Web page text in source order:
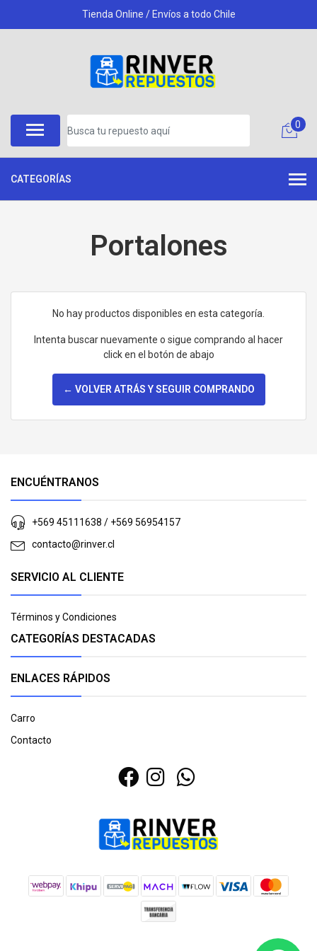
Tienda Online / Envíos a todo Chile
0
CATEGORÍAS
Portalones
No hay productos disponibles en esta categoría.
Intenta buscar nuevamente o sigue comprando al hacer
click en el botón de abajo
← VOLVER ATRÁS Y SEGUIR COMPRANDO
ENCUÉNTRANOS
+569 45111638 / +569 56954157
contacto@rinver.cl
SERVICIO AL CLIENTE
Términos y Condiciones
CATEGORÍAS DESTACADAS
ENLACES RÁPIDOS
Carro
Contacto